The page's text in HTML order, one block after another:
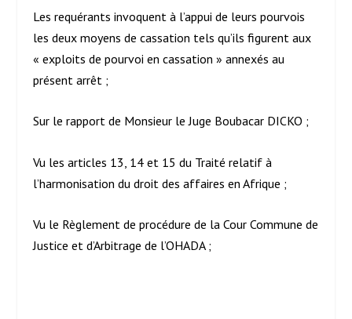
Les requérants invoquent à l’appui de leurs pourvois
les deux moyens de cassation tels qu’ils figurent aux
« exploits de pourvoi en cassation » annexés au
présent arrêt ;
Sur le rapport de Monsieur le Juge Boubacar DICKO ;
Vu les articles 13, 14 et 15 du Traité relatif à
l’harmonisation du droit des affaires en Afrique ;
Vu le Règlement de procédure de la Cour Commune de
Justice et d’Arbitrage de l’OHADA ;